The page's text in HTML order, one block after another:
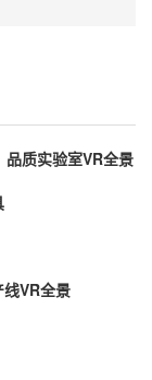
胶这一环保
目前使用最广
酸乙烯共聚物
想到直接拿
速封箱。热
无味是环保
熔胶机的胶
的热熔胶最
品质实验室VR全景
VR全景